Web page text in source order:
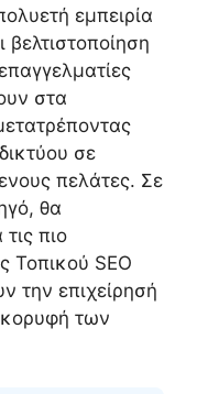
εμπειρία
στα
σε
πελάτες. Σε
θα
πιο
Τοπικού SEO
την επιχείρησή
των